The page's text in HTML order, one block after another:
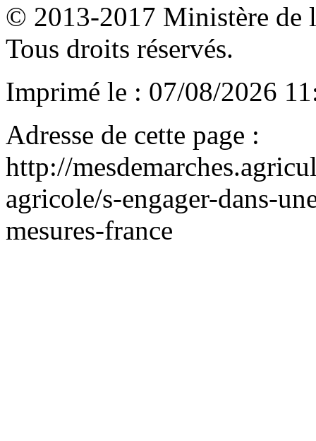
© 2013-2017 Ministère de
Tous droits réservés.
Imprimé le : 07/08/2026
Adresse de cette page :
http://
agricole/s-engager-dans-
mesures-france